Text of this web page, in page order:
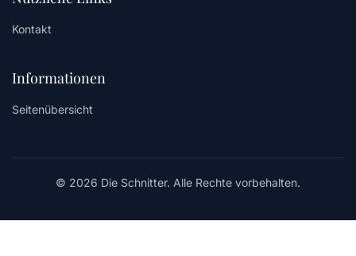
Kontakt
Informationen
Seitenübersicht
© 2026 Die Schnitter. Alle Rechte vorbehalten.